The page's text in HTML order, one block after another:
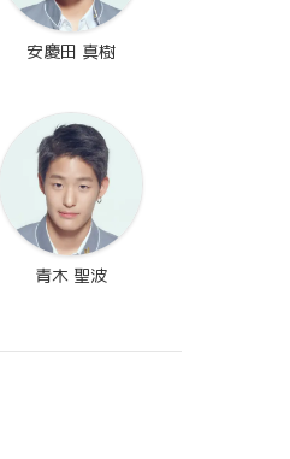
安慶田 真樹
青木 聖波